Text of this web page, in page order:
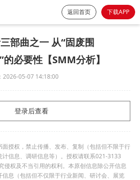
返回首页 下载APP
部曲之一 从“固废围
必要性【SMM分析】
2026-05-07 14:18:00
登录后查看
面授权，禁止传播、发布、复制（包括但不限于行
信息、调研信息等）。授权请联系021-3133
侵权及不当引用的权利。本原创信息除公开信息
息（包括但不仅限于行业新闻、研讨会、展览